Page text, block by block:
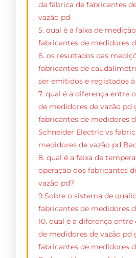
da fábrica de fabricantes
vazão pd
5. qual é a faixa de
fabricantes de medidores
6. os resultados das
fabricantes de
ser emitidos e registados
7. qual é a diferença entre
de medidores de vazão pd
fabricantes de medidores
Schneider Electric vs
medidores de vazão pd
8. qual é a faixa de
operação dos fabricantes
vazão pd?
9.Sobre o sistema de
fabricantes de medidores
10. qual é a diferença
de medidores de vazão pd
fabricantes de medidores